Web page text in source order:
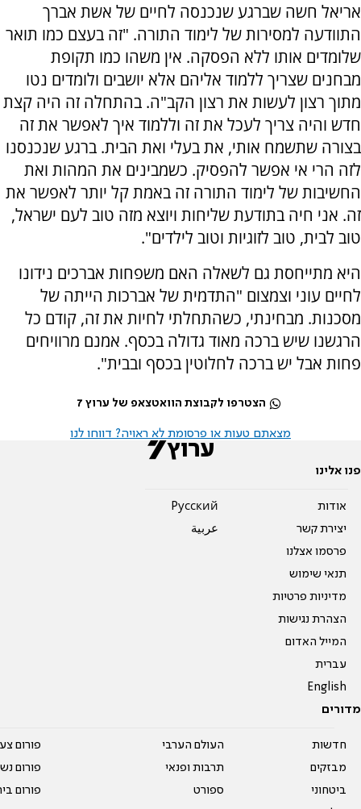
אריאל חשה שברגע שנכנסה לחיים של אשת אברך
התוודעה למסירות של לימוד התורה. "זה בעצם כמו תואר
שלומדים אותו ללא הפסקה. אין משהו כמו תקופת
מבחנים שצריך ללמוד אליהם אלא יושבים ולומדים נטו
מתוך רצון לעשות את רצון הקב"ה. בהתחלה זה היה קצת
חדש והיה צריך לעכל את זה וללמוד איך לאפשר את זה
בצורה שתשמח אותי, את בעלי ואת הבית. ברגע שנכנסנו
לזה הרי אי אפשר להפסיק. כשמבינים את המהות ואת
החשיבות של לימוד התורה זה באמת קל יותר לאפשר את
זה. אני חיה בתודעת שליחות ויוצא מזה טוב לעם ישראל,
טוב לבית, טוב לזוגיות וטוב לילדים".
היא מתייחסת גם לשאלה האם משפחות אברכים נידונו
לחיים עוני וצמצום "התדמית של אברכות הייתה של
מסכנות. מבחינתי, כשהתחלתי לחיות את זה, קודם כל
הרגשנו שיש ברכה מאוד גדולה בכסף. אמנם מרוויחים
פחות אבל יש ברכה לחלוטין בכסף ובבית".
הצטרפו לקבוצת הוואטצאפ של ערוץ 7
מצאתם טעות או פרסומת לא ראויה? דווחו לנו
פנו אלינו
אודות
יצירת קשר
פרסמו אצלנו
תנאי שימוש
מדיניות פרטיות
הצהרת נגישות
המייל האדום
עברית
English
Pусский
عربية
מדורים
חדשות
מבזקים
ביטחוני
העולם הערבי
תרבות ופנאי
ספורט
פורום
פורום
פורום